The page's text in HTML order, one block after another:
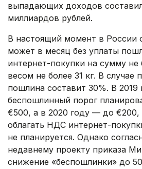
выпадающих доходов
миллиардов рублей.
В настоящий момент в России
может в месяц без уплаты
интернет-покупки на сумму не
весом не более 31 кг. В
пошлина составит 30%. В 2019
беспошлинный порог
€500, а в 2020 году — до
облагать НДС интернет-
не планируется. Однако
недавнему проекту приказа
снижение «беспошлинки» до